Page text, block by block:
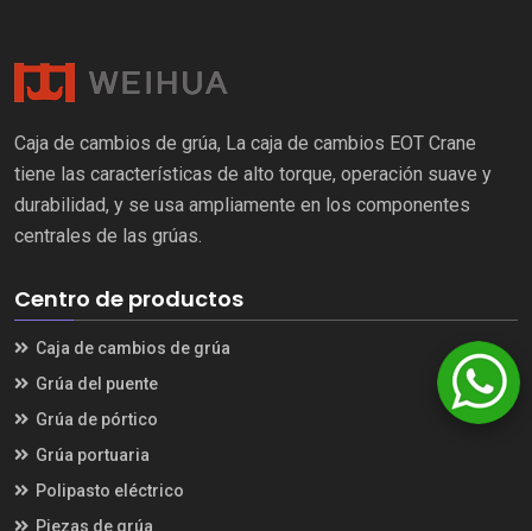
Caja de cambios de grúa, La caja de cambios EOT Crane
tiene las características de alto torque, operación suave y
durabilidad, y se usa ampliamente en los componentes
centrales de las grúas.
Centro de productos
Caja de cambios de grúa
Grúa del puente
Grúa de pórtico
Grúa portuaria
Polipasto eléctrico
Piezas de grúa